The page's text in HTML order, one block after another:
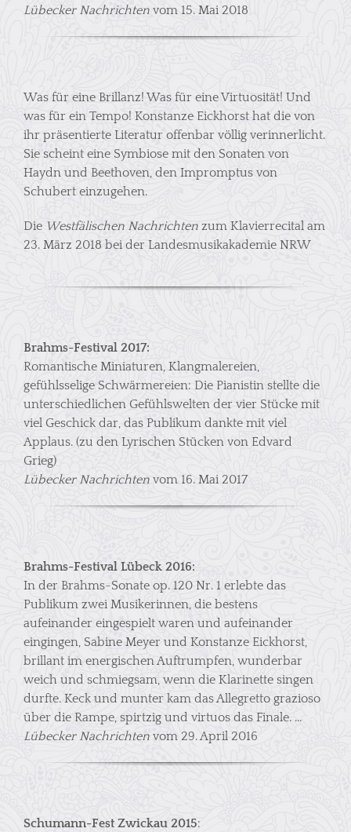
Lübecker Nachrichten vom 15. Mai 2018
Was für eine Brillanz! Was für eine Virtuosität! Und
was für ein Tempo! Konstanze Eickhorst hat die von
ihr präsentierte Literatur offenbar völlig verinnerlicht.
Sie scheint eine Symbiose mit den Sonaten von
Haydn und Beethoven, den Impromptus von
Schubert einzugehen.
Die Westfälischen Nachrichten zum Klavierrecital am
23. März 2018 bei der Landesmusikakademie NRW
Brahms-Festival 2017:
Romantische Miniaturen, Klangmalereien,
gefühlsselige Schwärmereien: Die Pianistin stellte die
unterschiedlichen Gefühlswelten der vier Stücke mit
viel Geschick dar, das Publikum dankte mit viel
Applaus. (zu den Lyrischen Stücken von Edvard
Grieg)
Lübecker Nachrichten vom 16. Mai 2017
Brahms-Festival Lübeck 2016:
In der Brahms-Sonate op. 120 Nr. 1 erlebte das
Publikum zwei Musikerinnen, die bestens
aufeinander eingespielt waren und aufeinander
eingingen, Sabine Meyer und Konstanze Eickhorst,
brillant im energischen Auftrumpfen, wunderbar
weich und schmiegsam, wenn die Klarinette singen
durfte. Keck und munter kam das Allegretto grazioso
über die Rampe, spirtzig und virtuos das Finale. …
Lübecker Nachrichten vom 29. April 2016
Schumann-Fest Zwickau 2015: